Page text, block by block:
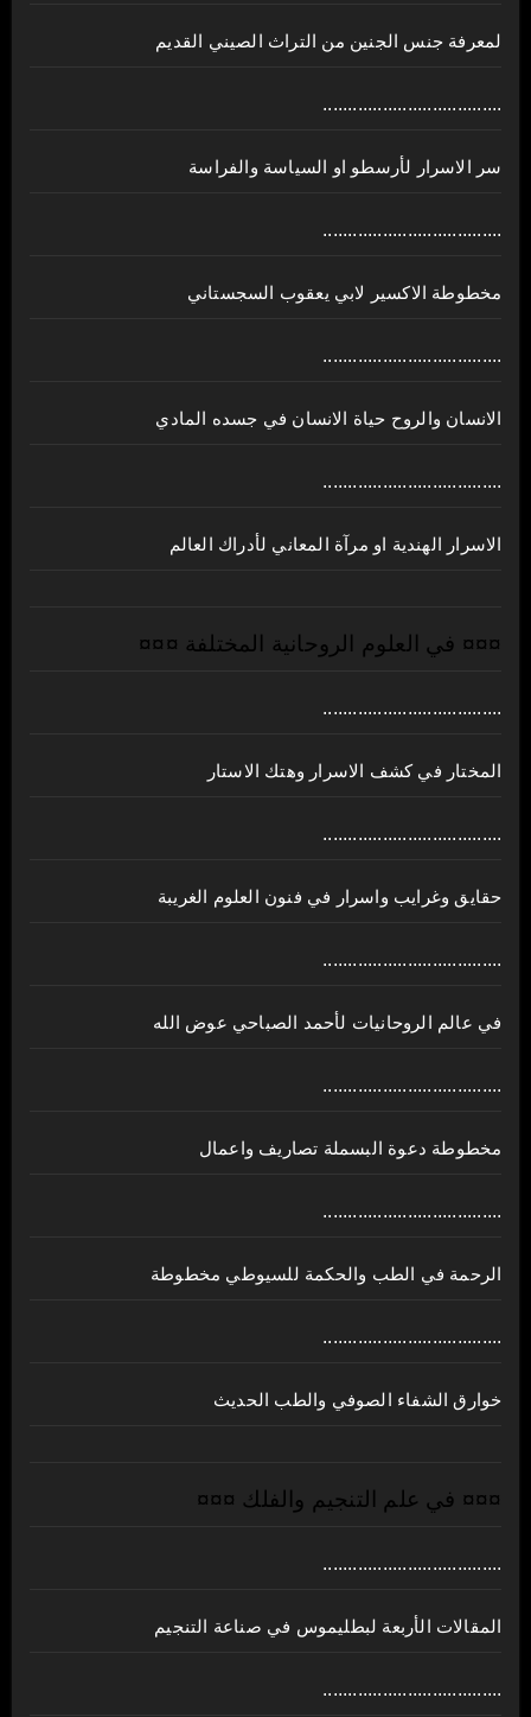
لمعرفة جنس الجنين من التراث الصيني القديم
....................................
سر الاسرار لأرسطو او السياسة والفراسة
....................................
مخطوطة الاكسير لابي يعقوب السجستاني
....................................
الانسان والروح حياة الانسان في جسده المادي
....................................
الاسرار الهندية او مرآة المعاني لأدراك العالم
¤¤¤ في العلوم الروحانية المختلفة ¤¤¤
....................................
المختار في كشف الاسرار وهتك الاستار
....................................
حقايق وغرايب واسرار في فنون العلوم الغريبة
....................................
في عالم الروحانيات لأحمد الصباحي عوض الله
....................................
مخطوطة دعوة البسملة تصاريف واعمال
....................................
الرحمة في الطب والحكمة للسيوطي مخطوطة
....................................
خوارق الشفاء الصوفي والطب الحديث
¤¤¤ في علم التنجيم والفلك ¤¤¤
....................................
المقالات الأربعة لبطليموس في صناعة التنجيم
....................................